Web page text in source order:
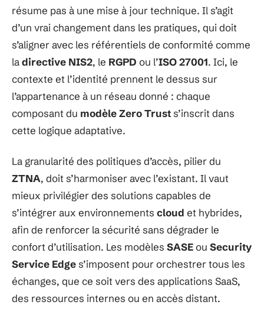
résume pas à une mise à jour technique. Il s’agit
d’un vrai changement dans les pratiques, qui doit
s’aligner avec les référentiels de conformité comme
ladirective NIS2, le RGPD ou l’ISO 27001. Ici, le
contexte et l’identité prennent le dessus sur
l’appartenance à un réseau donné : chaque
composant du modèle Zero Trusts’inscrit dans
cette logique adaptative.
La granularité des politiques d’accès, pilier du
ZTNA, doit s’harmoniser avec l’existant. Il vaut
mieux privilégier des solutions capables de
s’intégrer aux environnements cloud et hybrides,
afin de renforcer la sécurité sans dégrader le
confort d’utilisation. Les modèles SASEou Security
Service Edges’imposent pour orchestrer tous les
échanges, que ce soit vers des applications SaaS,
des ressources internes ou en accès distant.